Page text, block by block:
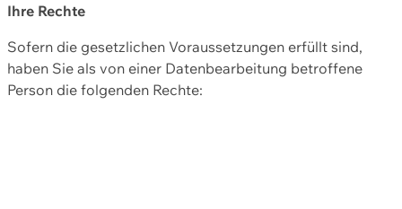
Ihre Rechte
Sofern die gesetzlichen Voraussetzungen erfüllt sind,
haben Sie als von einer Datenbearbeitung betroffene
Person die folgenden Rechte: